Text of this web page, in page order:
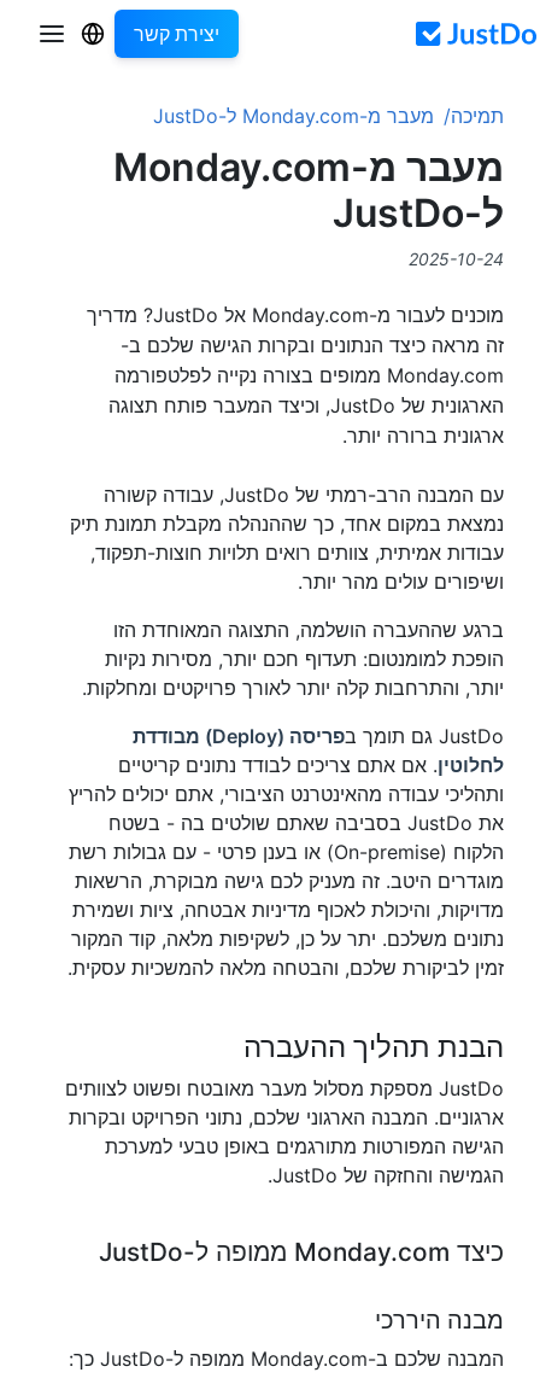
יצירת קשר
תמיכה מעבר מ-Monday.com ל-JustDo
מעבר מ-Monday.com
ל-JustDo
2025-10-24
מוכנים לעבור מ-Monday.com אל JustDo? מדריך
זה מראה כיצד הנתונים ובקרות הגישה שלכם ב-
Monday.com ממופים בצורה נקייה לפלטפורמה
הארגונית של JustDo, וכיצד המעבר פותח תצוגה
ארגונית ברורה יותר.
עם המבנה הרב-רמתי של JustDo, עבודה קשורה
נמצאת במקום אחד, כך שההנהלה מקבלת תמונת תיק
עבודות אמיתית, צוותים רואים תלויות חוצות-תפקוד,
ושיפורים עולים מהר יותר.
ברגע שההעברה הושלמה, התצוגה המאוחדת הזו
הופכת למומנטום: תעדוף חכם יותר, מסירות נקיות
יותר, והתרחבות קלה יותר לאורך פרויקטים ומחלקות.
JustDo גם תומך ב
פריסה (Deploy) מבודדת
לחלוטין. אם אתם צריכים לבודד נתונים קריטיים
ותהליכי עבודה מהאינטרנט הציבורי, אתם יכולים להריץ
את JustDo בסביבה שאתם שולטים בה - בשטח
הלקוח (On-premise) או בענן פרטי - עם גבולות רשת
מוגדרים היטב. זה מעניק לכם גישה מבוקרת, הרשאות
מדויקות, והיכולת לאכוף מדיניות אבטחה, ציות ושמירת
נתונים משלכם. יתר על כן, לשקיפות מלאה, קוד המקור
זמין לביקורת שלכם, והבטחה מלאה להמשכיות עסקית.
הבנת תהליך ההעברה
JustDo מספקת מסלול מעבר מאובטח ופשוט לצוותים
ארגוניים. המבנה הארגוני שלכם, נתוני הפרויקט ובקרות
הגישה המפורטות מתורגמים באופן טבעי למערכת
הגמישה והחזקה של JustDo.
כיצד Monday.com ממופה ל-JustDo
מבנה היררכי
המבנה שלכם ב-Monday.com ממופה ל-JustDo כך: